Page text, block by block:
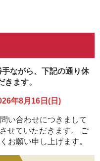
手ながら、下記の通り休
きます。
年8月16日(日)
い合わせにつきまして
せていただきます。
ご
お願い申し上げます。